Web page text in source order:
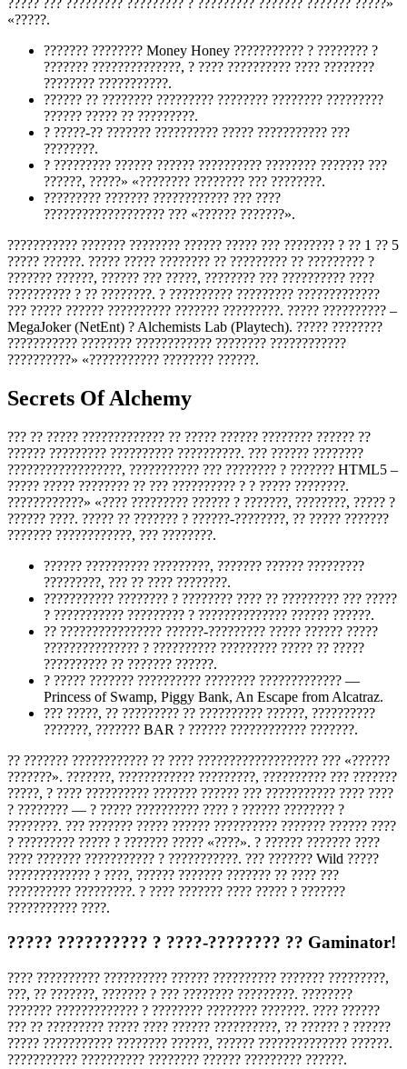
????? ??? ????????? ????????? ? ????????? ??????? ??????? ?????»
«?????.
??????? ???????? Money Honey ??????????? ? ???????? ?
??????? ??????????????, ? ???? ?????????? ???? ????????
???????? ???????????.
?????? ?? ???????? ????????? ???????? ???????? ?????????
?????? ????? ?? ?????????.
? ?????-?? ??????? ?????????? ????? ??????????? ???
????????.
? ????????? ?????? ?????? ?????????? ???????? ??????? ???
??????, ?????» «???????? ???????? ??? ????????.
????????? ??????? ???????????? ??? ????
??????????????????? ??? «?????? ???????».
??????????? ??????? ???????? ?????? ????? ??? ???????? ? ?? 1 ?? 5
????? ??????. ????? ????? ???????? ?? ????????? ?? ????????? ?
??????? ??????, ?????? ??? ?????, ???????? ??? ?????????? ????
?????????? ? ?? ????????. ? ?????????? ????????? ?????????????
??? ????? ?????? ?????????? ??????? ?????????. ????? ?????????? –
MegaJoker (NetEnt) ? Alchemists Lab (Playtech). ????? ????????
??????????? ???????? ???????????? ???????? ????????????
??????????» «??????????? ???????? ??????.
Secrets Of Alchemy
??? ?? ????? ????????????? ?? ????? ?????? ???????? ?????? ??
?????? ????????? ?????????? ??????????. ??? ?????? ????????
??????????????????, ??????????? ??? ???????? ? ??????? HTML5 –
????? ????? ???????? ?? ??? ?????????? ? ? ????? ????????.
????????????» «???? ????????? ?????? ? ???????, ????????, ????? ?
?????? ????. ????? ?? ??????? ? ??????-????????, ?? ????? ???????
??????? ????????????, ??? ????????.
?????? ?????????? ?????????, ??????? ?????? ?????????
?????????, ??? ?? ???? ????????.
??????????? ???????? ? ???????? ???? ?? ????????? ??? ?????
? ??????????? ????????? ? ?????????????? ?????? ??????.
?? ???????????????? ??????-????????? ????? ?????? ?????
??????????????? ? ?????????? ????????? ????? ?? ?????
?????????? ?? ??????? ??????.
? ????? ??????? ?????????? ???????? ????????????? —
Princess of Swamp, Piggy Bank, An Escape from Alcatraz.
??? ?????, ?? ????????? ?? ?????????? ??????, ??????????
???????, ??????? BAR ? ?????? ???????????? ???????.
?? ??????? ???????????? ?? ???? ??????????????????? ??? «??????
???????». ???????, ???????????? ?????????, ?????????? ??? ???????
?????, ? ???? ?????????? ??????? ?????? ??? ??????????? ???? ????
? ???????? — ? ????? ?????????? ???? ? ?????? ???????? ?
????????. ??? ??????? ????? ?????? ?????????? ??????? ?????? ????
? ????????? ????? ? ??????? ????? «????». ? ?????? ??????? ????
???? ??????? ??????????? ? ???????????. ??? ??????? Wild ?????
????????????? ? ????, ?????? ??????? ??????? ?? ???? ???
?????????? ?????????. ? ???? ??????? ???? ????? ? ???????
??????????? ????.
????? ?????????? ? ????-???????? ?? Gaminator!
???? ?????????? ?????????? ?????? ?????????? ??????? ?????????,
???, ?? ???????, ??????? ? ??? ???????? ?????????. ????????
??????? ????????????? ? ???????? ???????? ???????. ???? ??????
??? ?? ????????? ????? ???? ?????? ??????????, ?? ?????? ? ??????
????? ??????????? ???????? ??????, ?????? ?????????????? ??????.
??????????? ?????????? ???????? ?????? ????????? ??????.